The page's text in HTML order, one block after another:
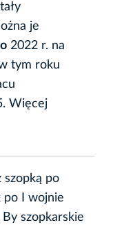
je
2022 r. na
tym roku
Więcej
szopką po
po I wojnie
szopkarskie